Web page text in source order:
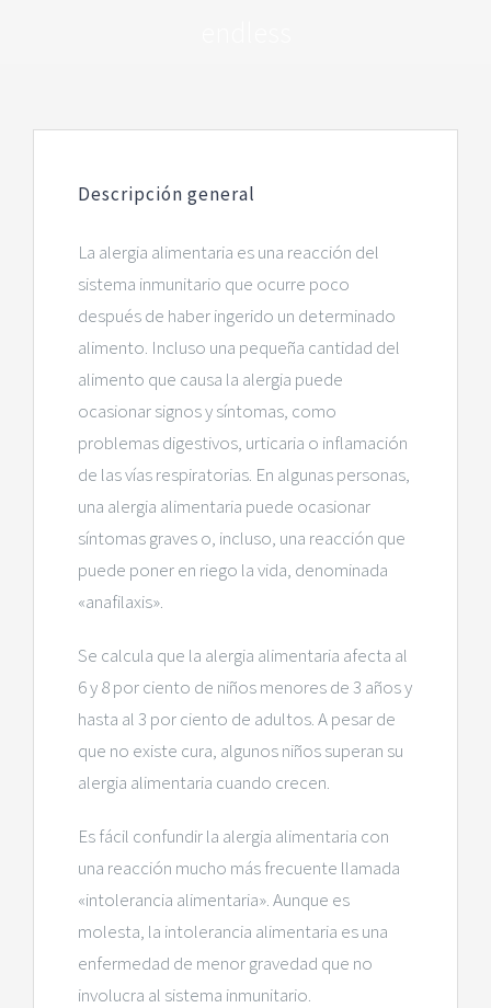
Descripción general
La alergia alimentaria es una reacción del
sistema inmunitario que ocurre poco
después de haber ingerido un determinado
alimento. Incluso una pequeña cantidad del
alimento que causa la alergia puede
ocasionar signos y síntomas, como
problemas digestivos, urticaria o inflamación
de las vías respiratorias. En algunas personas,
una alergia alimentaria puede ocasionar
síntomas graves o, incluso, una reacción que
puede poner en riego la vida, denominada
«anafilaxis».
Se calcula que la alergia alimentaria afecta al
6 y 8 por ciento de niños menores de 3 años y
hasta al 3 por ciento de adultos. A pesar de
que no existe cura, algunos niños superan su
alergia alimentaria cuando crecen.
Es fácil confundir la alergia alimentaria con
una reacción mucho más frecuente llamada
«intolerancia alimentaria». Aunque es
molesta, la intolerancia alimentaria es una
enfermedad de menor gravedad que no
involucra al sistema inmunitario.